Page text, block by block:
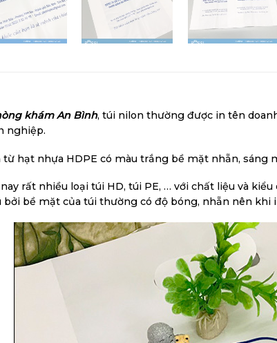
khám An Bình, túi nilon thường được in tên
nghiệp.
hạt nhựa HDPE có màu trắng bề mặt nhẵn, sáng
rất nhiều loại túi HD, túi PE, … với chất liệu và
bề mặt của túi thường có độ bóng, nhẵn nên khi